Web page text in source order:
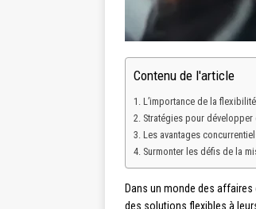
Contenu de l'article
L’importance de la
Stratégies pour
Les avantages
Surmonter les défis de la
Dans un monde des
des solutions flexibles à